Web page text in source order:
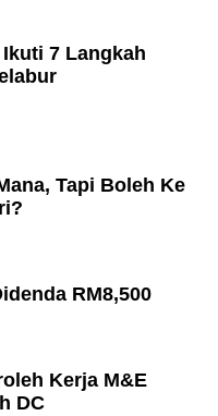
7 Langkah
Tapi Boleh Ke
RM8,500
Kerja M&E
DC